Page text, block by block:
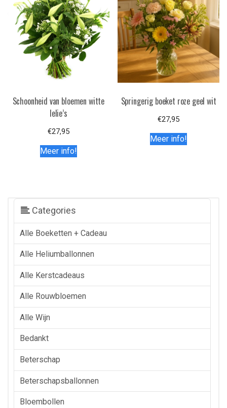
Schoonheid van bloemen witte
lelie’s
€27,95
Meer info!
Springerig boeket roze geel wit
€27,95
Meer info!
Categories
Alle Boeketten + Cadeau
Alle Heliumballonnen
Alle Kerstcadeaus
Alle Rouwbloemen
Alle Wijn
Bedankt
Beterschap
Beterschapsballonnen
Bloembollen